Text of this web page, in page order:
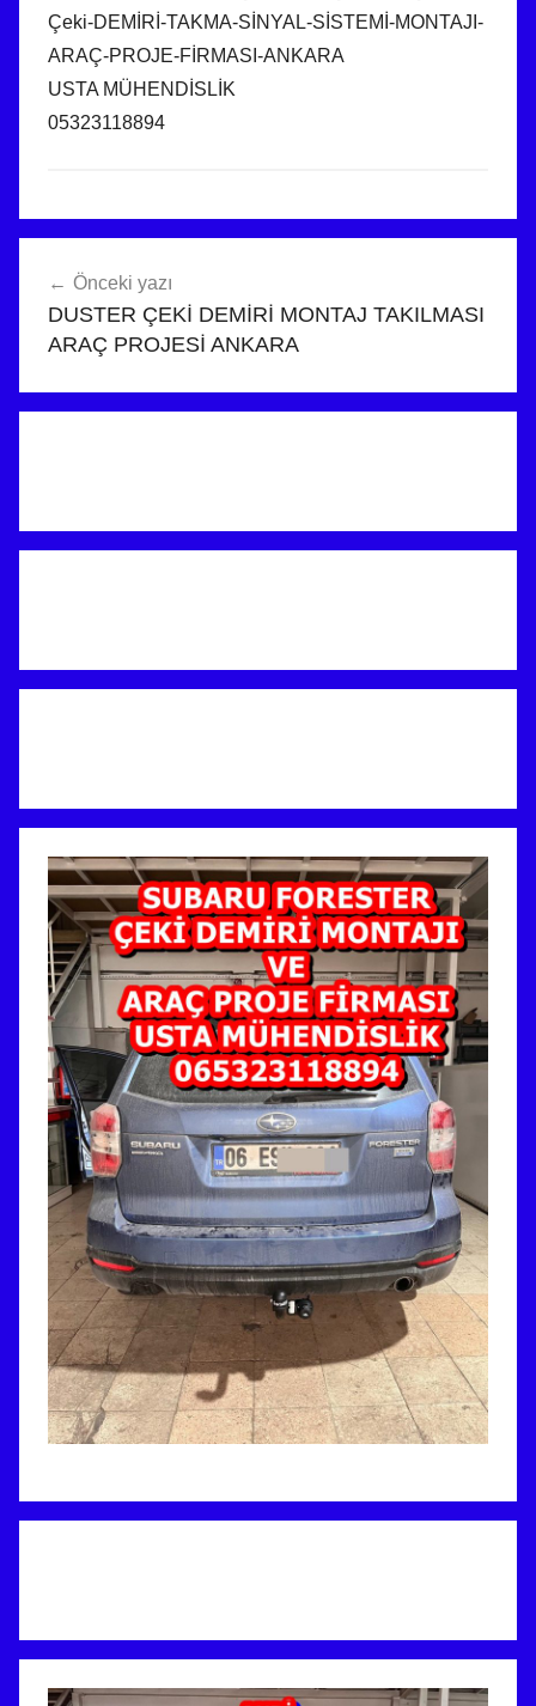
Çeki-DEMİRİ-TAKMA-SİNYAL-SİSTEMİ-MONTAJI-
ARAÇ-PROJE-FİRMASI-ANKARA
USTA MÜHENDİSLİK
05323118894
gezinmesi
Önceki yazı
DUSTER ÇEKİ DEMİRİ MONTAJ TAKILMASI
ARAÇ PROJESİ ANKARA